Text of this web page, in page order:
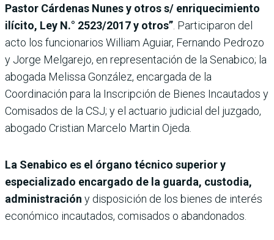
Pastor Cárdenas Nunes y otros s/ enriquecimiento
ilícito, Ley N.° 2523/2017 y otros”. Participaron del
acto los funcionarios William Aguiar, Fernando Pedrozo
y Jorge Melgarejo, en representación de la Senabico; la
abogada Melissa González, encargada de la
Coordinación para la Inscripción de Bienes Incautados y
Comisados de la CSJ; y el actuario judicial del juzgado,
abogado Cristian Marcelo Martin Ojeda.
La Senabico es el órgano técnico superior y
especializado encargado de la guarda, custodia,
administración y disposición de los bienes de interés
económico incautados, comisados o abandonados.